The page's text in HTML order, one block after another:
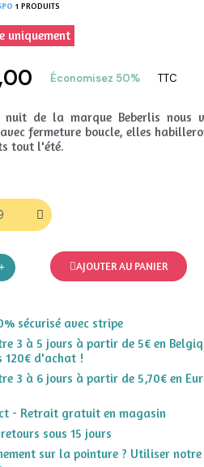
1 PRODUITS
uniquement
Économisez 50% TTC
nuit de la marque Beberlis nous
fermeture boucle, elles
tout l'été.
AJOUTER AU PANIER
sécurisé avec stripe
3 à 5 jours à partir de 5€ en
120€ d'achat !
3 à 6 jours à partir de 5,70€ en
- Retrait gratuit en magasin
sous 15 jours
sur la pointure ? Utiliser